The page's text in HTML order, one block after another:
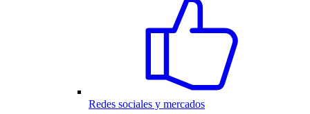
Redes sociales y mercados